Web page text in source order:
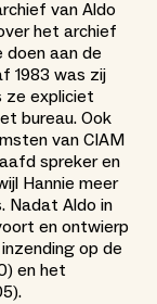
van Aldo
het archief
doen aan de
1983 was zij
ze expliciet
bureau. Ook
van CIAM
spreker en
Hannie meer
Nadat Aldo in
en ontwierp
op de
en het